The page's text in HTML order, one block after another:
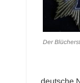
Der
deutsche